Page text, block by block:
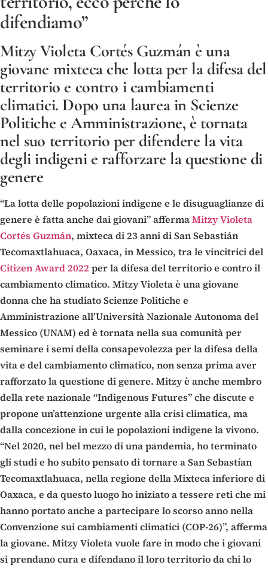
difendiamo”
Mitzy Violeta Cortés Guzmán è una
giovane mixteca che lotta per la difesa del
territorio e contro i cambiamenti
climatici. Dopo una laurea in Scienze
Politiche e Amministrazione, è tornata
nel suo territorio per difendere la vita
degli indigeni e rafforzare la questione di
genere
“La lotta delle popolazioni indigene e le disuguaglianze di
genere è fatta anche dai giovani” affermaMitzy Violeta
Cortés Guzmán, mixteca di 23 anni di San Sebastián
Tecomaxtlahuaca, Oaxaca, in Messico, tra le vincitrici del
Citizen Award 2022 per la difesa del territorio e contro il
cambiamento climatico. Mitzy Violeta è una giovane
donna che ha studiato Scienze Politiche e
Amministrazione all’Università Nazionale Autonoma del
Messico (UNAM) ed è tornata nella sua comunità per
seminare i semi della consapevolezza per la difesa della
vita e del cambiamento climatico, non senza prima aver
rafforzato la questione di genere. Mitzy è anche membro
della rete nazionale “Indigenous Futures” che discute e
propone un’attenzione urgente alla crisi climatica, ma
dalla concezione in cui le popolazioni indigene la vivono.
“Nel 2020, nel bel mezzo di una pandemia, ho terminato
gli studi e ho subito pensato di tornare a San Sebastían
Tecomaxtlahuaca, nella regione della Mixteca inferiore di
Oaxaca, e da questo luogo ho iniziato a tessere reti che mi
hanno portato anche a partecipare lo scorso anno nella
Convenzione sui cambiamenti climatici (COP-26)”, afferma
la giovane. Mitzy Violeta vuole fare in modo che i giovani
si prendano cura e difendano il loro territorio da chi lo